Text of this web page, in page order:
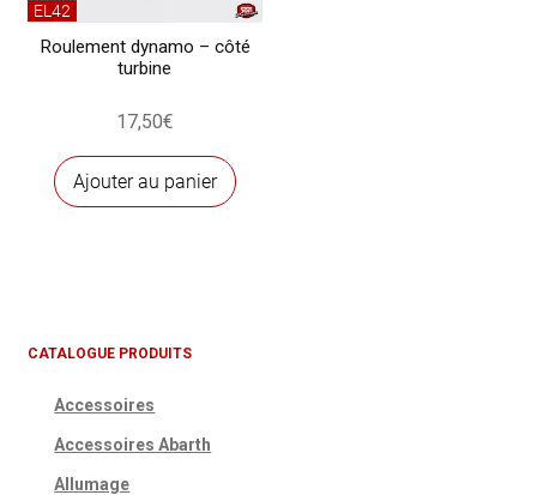
EL42
Roulement dynamo – côté
turbine
17,50€
Ajouter au panier
CATALOGUE PRODUITS
Accessoires
Accessoires Abarth
Allumage